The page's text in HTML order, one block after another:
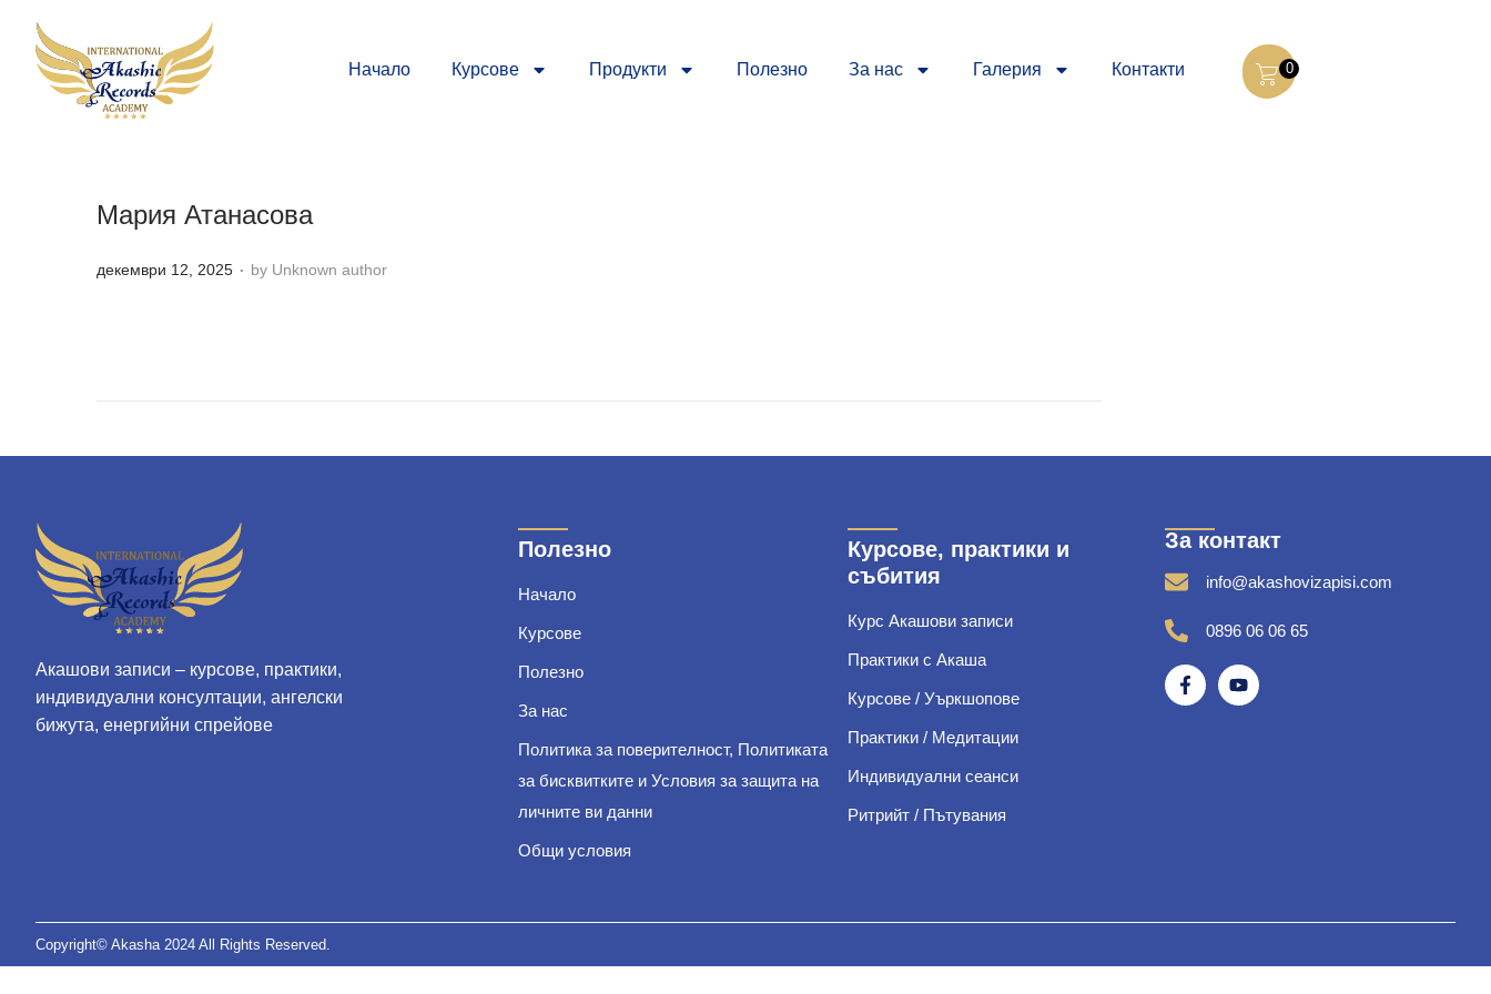
Начало Курсове Продукти Полезно За нас Галерия Контакти 0
Мария Атанасова
P
o
декември 12, 2025 . by Unknown author
Акашови записи – курсове, практики,
индивидуални консултации, ангелски
бижута, енергийни спрейове
Полезно
Начало
Курсове
Полезно
За нас
Политика за поверителност, Политиката
за бисквитките и Условия за защита на
личните ви данни
Общи условия
Курсове, практики и
събития
Курс Акашови записи
Практики с Акаша
Курсове / Уъркшопове
Практики / Медитации
Индивидуални сеанси
Ритрийт / Пътувания
За контакт
info@akashovizapisi.com
0896 06 06 65
Copyright© Akasha 2024 All Rights Reserved.